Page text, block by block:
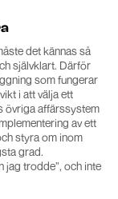
det kännas så
självklart. Därför
som fungerar
i att välja ett
övriga affärssystem
av ett
styra om inom
grad.
jag trodde”, och inte